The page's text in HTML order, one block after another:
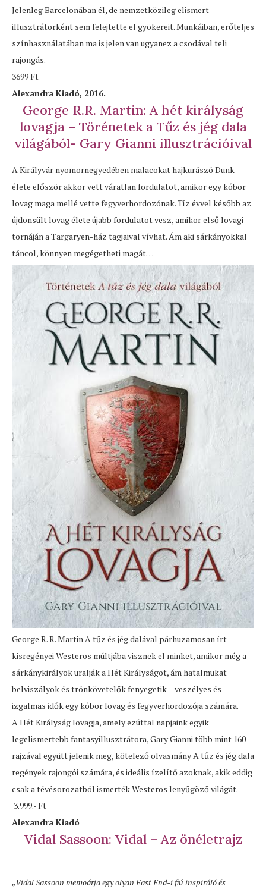
Jelenleg Barcelonában él, de nemzetközileg elismert
illusztrátorként sem felejtette el gyökereit. Munkáiban, erőteljes
színhasználatában ma is jelen van ugyanez a csodával teli
rajongás.
3699 Ft
Alexandra Kiadó, 2016.
George R.R. Martin: A hét királyság
lovagja – Törénetek a Tűz és jég dala
világából- Gary Gianni illusztrációival
A Királyvár nyomornegyedében malacokat hajkurászó Dunk
élete először akkor vett váratlan fordulatot, amikor egy kóbor
lovag maga mellé vette fegyverhordozónak. Tíz évvel később az
újdonsült lovag élete újabb fordulatot vesz, amikor első lovagi
tornáján a Targaryen-ház tagjaival vívhat. Ám aki sárkányokkal
táncol, könnyen megégetheti magát…
George R. R. Martin A tűz és jég dalával párhuzamosan írt
kisregényei Westeros múltjába visznek el minket, amikor még a
sárkánykirályok uralják a Hét Királyságot, ám hatalmukat
belviszályok és trónkövetelők fenyegetik – veszélyes és
izgalmas idők egy kóbor lovag és fegyverhordozója számára.
A Hét Királyság lovagja, amely ezúttal napjaink egyik
legelismertebb fantasyillusztrátora, Gary Gianni több mint 160
rajzával együtt jelenik meg, kötelező olvasmány A tűz és jég dala
regények rajongói számára, és ideális ízelítő azoknak, akik eddig
csak a tévésorozatból ismerték Westeros lenyűgöző világát.
3.999.- Ft
Alexandra Kiadó
Vidal Sassoon: Vidal – Az önéletrajz
„Vidal Sassoon memoárja egy olyan East End-i fiú inspiráló és